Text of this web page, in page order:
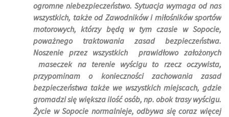
ogromne niebezpieczeństwo. Sytuacja wymaga od nas
wszystkich, także od Zawodników i miłośników sportów
motorowych, którzy będą w tym czasie w Sopocie,
poważnego traktowania zasad bezpieczeństwa.
Noszenie przez wszystkich prawidłowo założonych
maseczek na terenie wyścigu to rzecz oczywista,
przypominam o konieczności zachowania zasad
bezpieczeństwa także we wszystkich miejscach, gdzie
gromadzi się większa ilość osób, np. obok trasy wyścigu.
Życie w Sopocie normalnieje, odbywa się coraz więcej